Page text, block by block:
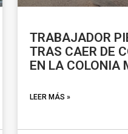
TRABAJADOR
TRAS CAER DE
EN LA COLONIA
LEER MÁS »